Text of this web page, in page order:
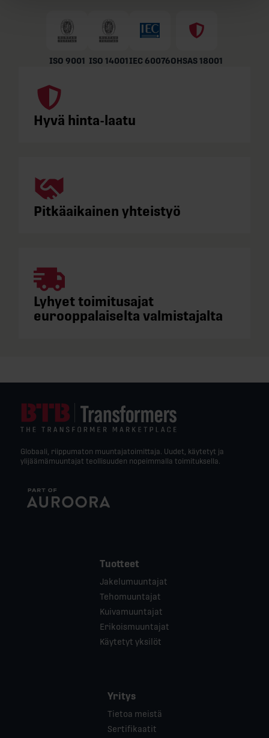
ISO 9001 ISO 14001IEC 60076OHSAS 18001
Hyvä hinta-laatu
Pitkäaikainen yhteistyö
Lyhyet toimitusajat
eurooppalaiselta valmistajalta
Globaali, riippumaton muuntajatoimittaja. Uudet, käytetyt ja
ylijäämämuuntajat teollisuuden nopeimmalla toimituksella.
Tuotteet
Jakelumuuntajat
Tehomuuntajat
Kuivamuuntajat
Erikoismuuntajat
Käytetyt yksilöt
Yritys
Tietoa meistä
Sertifikaatit